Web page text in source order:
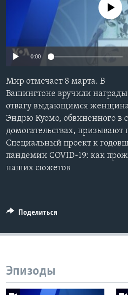
Learning English
СОЦИАЛЬНЫЕ СЕТИ
Языки
No media source
0:00
Мир отмечает 8 марта. В
Вашингтоне вручили награды
отвагу выдающимся
Эндрю Куомо, обвиненного в
домогательствах, призывают
Cпециальный проект к
пандемии COVID-19: как
наших сюжетов
Поделиться
Эпизоды